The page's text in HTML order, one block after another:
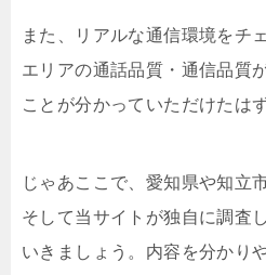
また、リアルな通信環境をチ
エリアの通話品質・通信品質
ことが分かっていただけたは
じゃあここで、愛知県や知立
そして当サイトが独自に調査
いきましょう。内容を分かり